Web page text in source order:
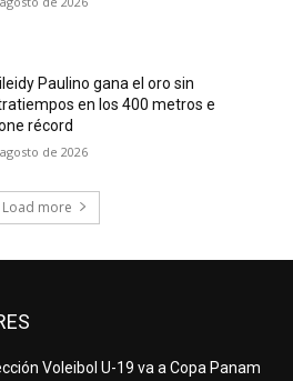
Paulino gana el oro sin
en los 400 metros e
récord
de 2026
Load more
Voleibol U-19 va a Copa Panam